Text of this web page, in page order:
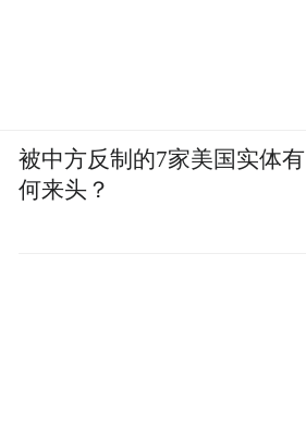
被中方反制的7家美国实体有
何来头？